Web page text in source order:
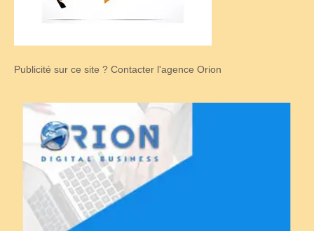
Publicité sur ce site ? Contacter l'agence Orion